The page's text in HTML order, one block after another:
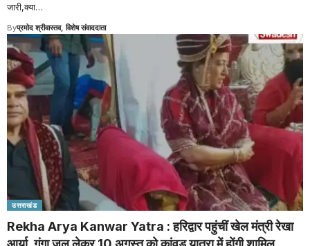
जारी,क्या…
Byप्रमोद श्रीवास्तव, विशेष संवाददाता
उत्तराखंड
Rekha Arya Kanwar Yatra : हरिद्वार पहुंचीं खेल मंत्री रेखा